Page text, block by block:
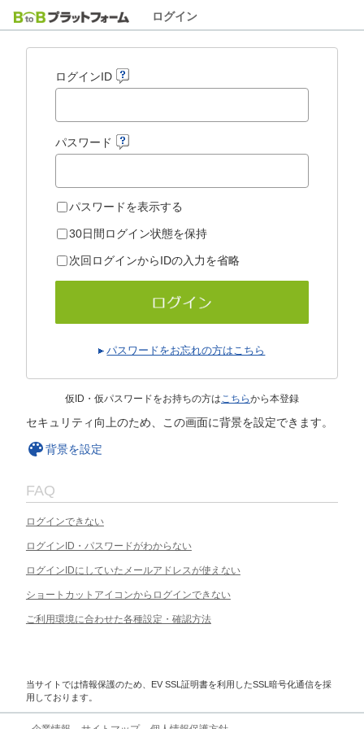
ログイン
ログインID
パスワード
パスワードを表示する
30日間ログイン状態を保持
次回ログインからIDの入力を省略
パスワードをお忘れの方はこちら
仮ID・仮パスワードをお持ちの方はこちらから本登録
セキュリティ向上のため、この画面に背景を設定できます。
背景を設定
FAQ
ログインできない
ログインID・パスワードがわからない
ログインIDにしていたメールアドレスが使えない
ショートカットアイコンからログインできない
ご利用環境に合わせた各種設定・確認方法
当サイトでは情報保護のため、EV SSL証明書を利用したSSL暗号化通信を採
用しております。